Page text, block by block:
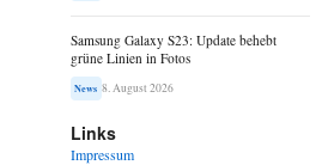
Samsung Galaxy S23: Update behebt
grüne Linien in Fotos
News 8. August 2026
Links
Impressum